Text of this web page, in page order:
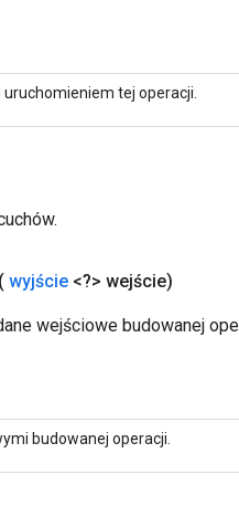
tej operacji.
( wyjście <?> wejście)
wejściowe budowanej
budowanej operacji.